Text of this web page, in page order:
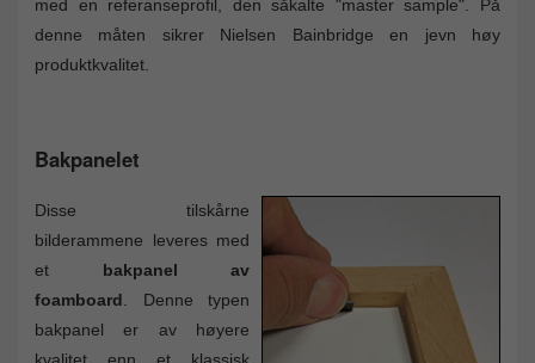
med en referanseprofil, den såkalte "master sample". På
denne måten sikrer Nielsen Bainbridge en jevn høy
produktkvalitet.
Bakpanelet
Disse tilskårne
bilderammene leveres med
et bakpanel av
foamboard. Denne typen
bakpanel er av høyere